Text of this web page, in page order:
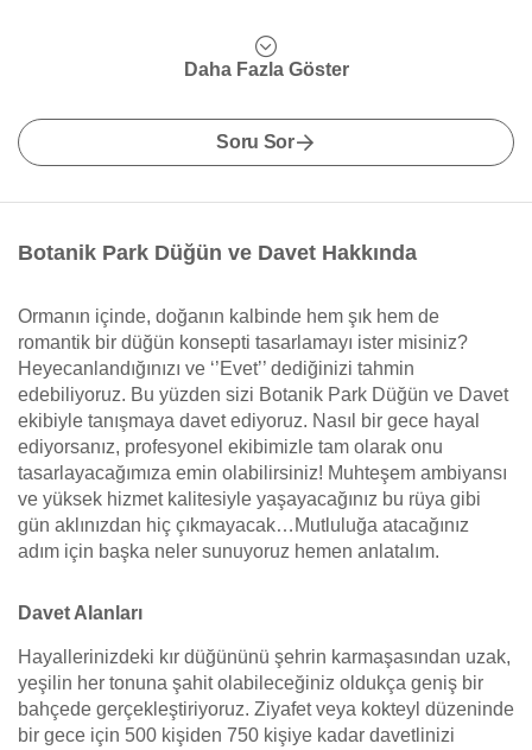
Daha Fazla Göster
Soru Sor
Botanik Park Düğün ve Davet Hakkında
Ormanın içinde, doğanın kalbinde hem şık hem de
romantik bir düğün konsepti tasarlamayı ister misiniz?
Heyecanlandığınızı ve ‘’Evet’’ dediğinizi tahmin
edebiliyoruz. Bu yüzden sizi Botanik Park Düğün ve Davet
ekibiyle tanışmaya davet ediyoruz. Nasıl bir gece hayal
ediyorsanız, profesyonel ekibimizle tam olarak onu
tasarlayacağımıza emin olabilirsiniz! Muhteşem ambiyansı
ve yüksek hizmet kalitesiyle yaşayacağınız bu rüya gibi
gün aklınızdan hiç çıkmayacak…Mutluluğa atacağınız
adım için başka neler sunuyoruz hemen anlatalım.
Davet Alanları
Hayallerinizdeki kır düğününü şehrin karmaşasından uzak,
yeşilin her tonuna şahit olabileceğiniz oldukça geniş bir
bahçede gerçekleştiriyoruz. Ziyafet veya kokteyl düzeninde
bir gece için 500 kişiden 750 kişiye kadar davetlinizi